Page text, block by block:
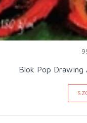
Blok Pop Drawing